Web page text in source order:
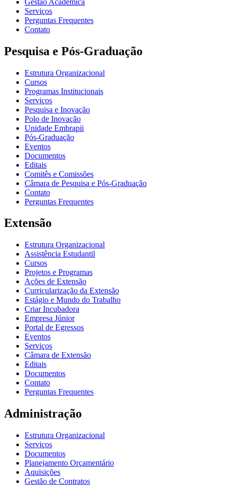
Serviços
Perguntas Frequentes
Contato
Pesquisa e Pós-Graduação
Estrutura Organizacional
Cursos
Programas Institucionais
Serviços
Pesquisa e Inovação
Polo de Inovação
Unidade Embrapii
Pós-Graduação
Eventos
Documentos
Editais
Comitês e Comissões
Câmara de Pesquisa e Pós-Graduação
Contato
Perguntas Frequentes
Extensão
Estrutura Organizacional
Assistência Estudantil
Cursos
Projetos e Programas
Ações de Extensão
Curricularização da Extensão
Estágio e Mundo do Trabalho
Criar Incubadora
Empresa Júnior
Portal de Egressos
Eventos
Serviços
Câmara de Extensão
Editais
Documentos
Contato
Perguntas Frequentes
Administração
Estrutura Organizacional
Serviços
Documentos
Planejamento Orçamentário
Aquisições
Gestão de Contratos